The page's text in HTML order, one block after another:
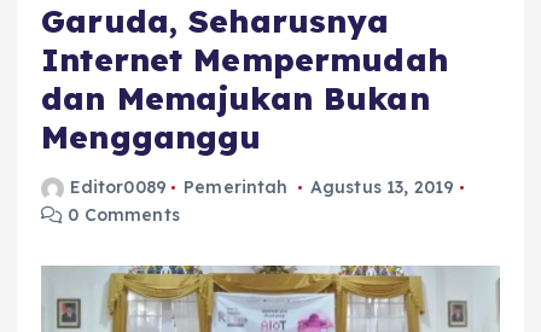
Garuda, Seharusnya
Internet Mempermudah
dan Memajukan Bukan
Mengganggu
Editor0089 Pemerintah
Agustus 13, 2019
0 Comments